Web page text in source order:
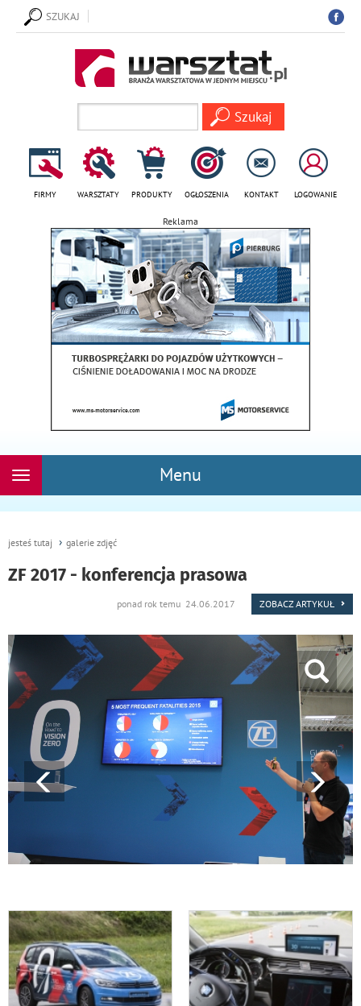
SZUKAJ
FIRMY WARSZTATY PRODUKTY OGŁOSZENIA KONTAKT LOGOWANIE
Reklama
Menu
Rozwiń
jesteś tutaj galerie zdjęć
ZF 2017 - konferencja prasowa
ponad rok temu 24.06.2017 ZOBACZ ARTYKUŁ